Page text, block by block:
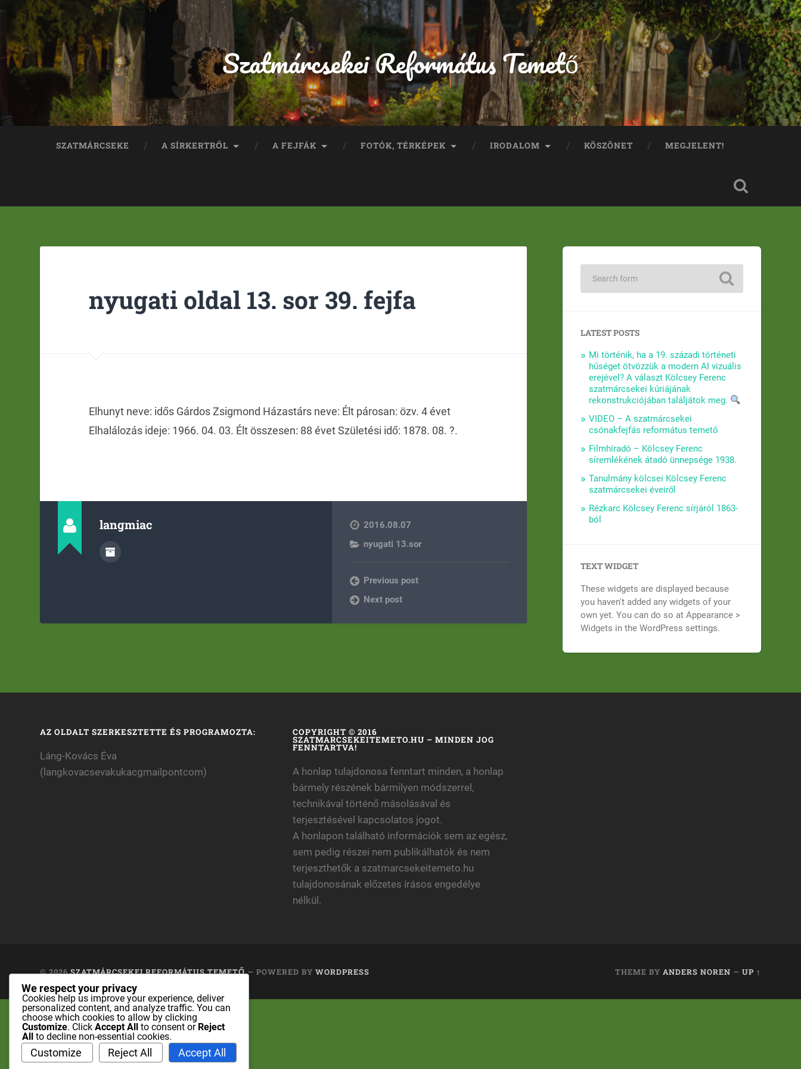
Szatmárcsekei Református Temető
SZATMÁRCSEKE A SÍRKERTRŐL A FEJFÁK FOTÓK, TÉRKÉPEK IRODALOM KÖSZÖNET MEGJELENT!
nyugati oldal 13. sor 39. fejfa
Elhunyt neve: idős Gárdos Zsigmond Házastárs neve: Élt párosan: özv. 4 évet
Elhalálozás ideje: 1966. 04. 03. Élt összesen: 88 évet Születési idő: 1878. 08. ?.
langmiac
2016.08.07
nyugati 13.sor
Previous post
Next post
LATEST POSTS
Mi történik, ha a 19. századi történeti
hűséget ötvözzük a modern AI vizuális
erejével? A választ Kölcsey Ferenc
szatmárcsekei kúriájának
rekonstrukciójában találjátok meg.
VIDEO – A szatmárcsekei
csónakfejfás református temető
Filmhíradó – Kölcsey Ferenc
síremlékének átadó ünnepsége 1938.
Tanulmány kölcsei Kölcsey Ferenc
szatmárcsekei éveiről
Rézkarc Kölcsey Ferenc sírjáról 1863-
ból
TEXT WIDGET
These widgets are displayed because
you haven't added any widgets of your
own yet. You can do so at Appearance >
Widgets in the WordPress settings.
AZ OLDALT SZERKESZTETTE ÉS PROGRAMOZTA:
Láng-Kovács Éva
(langkovacsevakukacgmailpontcom)
COPYRIGHT © 2016
SZATMARCSEKEITEMETO.HU – MINDEN JOG
FENNTARTVA!
A honlap tulajdonosa fenntart minden, a honlap
bármely részének bármilyen módszerrel,
technikával történő másolásával és
terjesztésével kapcsolatos jogot.
A honlapon található információk sem az egész,
sem pedig részei nem publikálhatók és nem
terjeszthetők a szatmarcsekeitemeto.hu
tulajdonosának előzetes írásos engedélye
nélkül.
© 2026SZATMÁRCSEKEI REFORMÁTUS TEMETŐ— POWERED BYWORDPRESS THEME BY ANDERS NOREN — UP ↑
We respect your privacy
Cookies help us improve your experience, deliver
personalized content, and analyze traffic. You can
choose which cookies to allow by clicking
Customize. Click Accept All to consent or Reject
All
to decline non-essential cookies.
Customize Reject All Accept All